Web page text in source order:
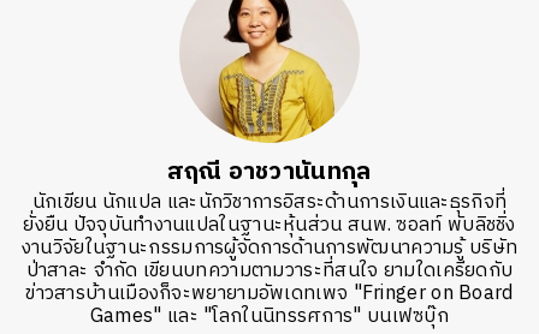
สฤณี อาชวานันทกุล
นักเขียน นักแปล และนักวิชาการอิสระด้านการเงินและธุรกิจที่
ยั่งยืน ปัจจุบันทำงานแปลในฐานะหุ้นส่วน สนพ. ซอลท์ พับลิชชิ่ง
งานวิจัยในฐานะกรรมการผู้จัดการด้านการพัฒนาความรู้ บริษัท
ป่าสาละ จำกัด เขียนบทความตามวาระที่สนใจ ยามใดเครียดกับ
ข่าวสารบ้านเมืองก็จะพยายามอัพเดทเพจ "Fringer on Board
Games" และ "โลกในนิทรรศการ" บนเฟซบุ๊ก